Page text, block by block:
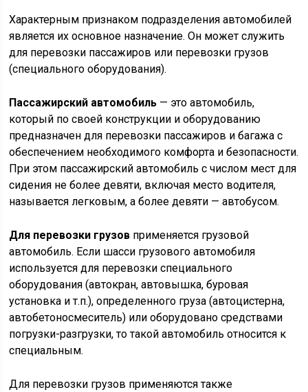
Характерным признаком подразделения автомобилей
является их основное назначение. Он может служить
для перевозки пассажиров или перевозки грузов
(специального оборудования).
Пассажирский автомобиль — это автомобиль,
который по своей конструкции и оборудованию
предназначен для перевозки пассажиров и багажа с
обеспечением необходимого комфорта и безопасности.
При этом пассажирский автомобиль с числом мест для
сидения не более девяти, включая место водителя,
называется легковым, а более девяти — автобусом.
Для перевозки грузов применяется грузовой
автомобиль. Если шасси грузового автомобиля
используется для перевозки специального
оборудования (автокран, автовышка, буровая
установка и т.п.), определенного груза (автоцистерна,
автобетоносмеситель) или оборудовано средствами
погрузки-разгрузки, то такой автомобиль относится к
специальным.
Для перевозки грузов применяются также